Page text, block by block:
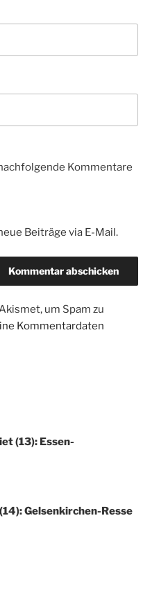
Kommentare
Beiträge via E-Mail.
um Spam zu
Kommentardaten
(13): Essen-
Gelsenkirchen-Resse